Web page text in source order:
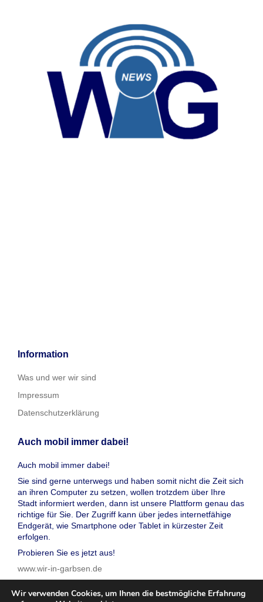
Information
Was und wer wir sind
Impressum
Datenschutzerklärung
Auch mobil immer dabei!
Auch mobil immer dabei!
Sie sind gerne unterwegs und haben somit nicht die Zeit sich
an ihren Computer zu setzen, wollen trotzdem über Ihre
Stadt informiert werden, dann ist unsere Plattform genau das
richtige für Sie. Der Zugriff kann über jedes internetfähige
Endgerät, wie Smartphone oder Tablet in kürzester Zeit
erfolgen.
Probieren Sie es jetzt aus!
www.wir-in-garbsen.de
Wir verwenden Cookies, um Ihnen die bestmögliche Erfahrung